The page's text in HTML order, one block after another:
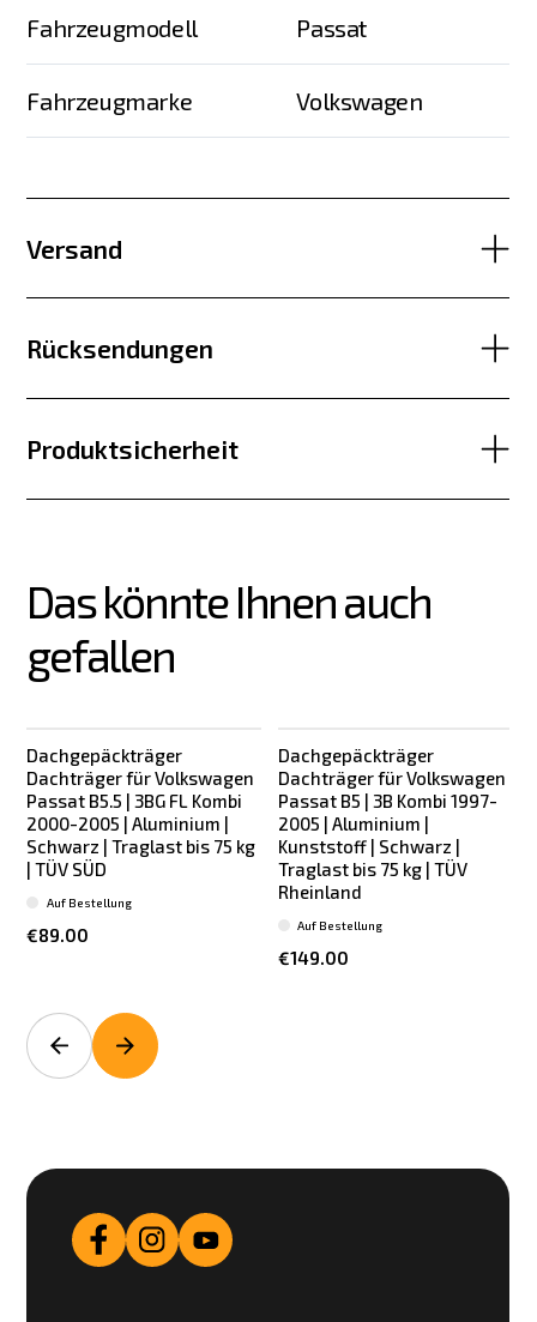
Fahrzeugmodell Passat
Fahrzeugmarke Volkswagen
Versand
Rücksendungen
Produktsicherheit
Das könnte Ihnen auch
gefallen
Dachgepäckträger
Dachträger für Volkswagen
Passat B5.5 | 3BG FL Kombi
2000-2005 | Aluminium |
Schwarz | Traglast bis 75 kg
| TÜV SÜD
€89.00
Auf Bestellung
Dachgepäckträger
Dachträger für Volkswagen
Passat B5 | 3B Kombi 1997-
2005 | Aluminium |
Kunststoff | Schwarz |
Traglast bis 75 kg | TÜV
Rheinland
€149.00
Auf Bestellung